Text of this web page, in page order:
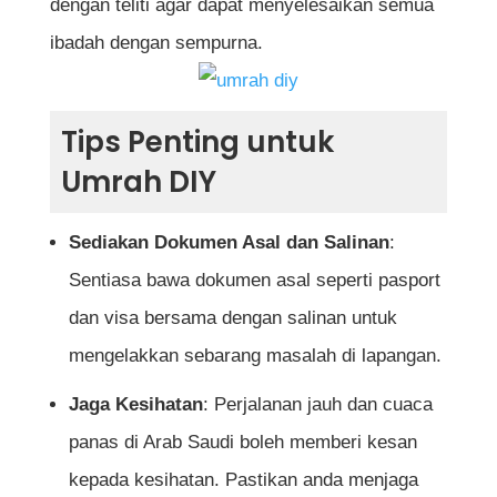
dengan teliti agar dapat menyelesaikan semua
ibadah dengan sempurna.
Tips Penting untuk
Umrah DIY
Sediakan Dokumen Asal dan Salinan:
Sentiasa bawa dokumen asal seperti pasport
dan visa bersama dengan salinan untuk
mengelakkan sebarang masalah di lapangan.
Jaga Kesihatan: Perjalanan jauh dan cuaca
panas di Arab Saudi boleh memberi kesan
kepada kesihatan. Pastikan anda menjaga